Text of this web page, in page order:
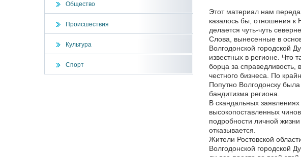
Общество
Происшествия
Культура
Спорт
Этот материал нам
казалось бы, отношения к
делается чуть-чуть
Слова, вынесенные в
Волгодонской городской
известных в регионе. Что
борца за
честного бизнеса. По
Попутно Волгодонску
бандитизма региона.
В скандальных
высокопоставленных
подробности личной
отказывается.
Жители Ростовской
Волгодонской городской